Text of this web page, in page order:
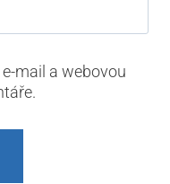
mail a webovou